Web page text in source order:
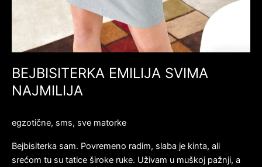
BEJBISITERKA EMILIJA SVIMA
NAJMILIJA
egzotične, sms, sve matorke
Bejbisiterka sam. Povremeno radim, slaba je kinta, ali
srećom tu su tatice široke ruke. Uživam u muškoj pažnji, a